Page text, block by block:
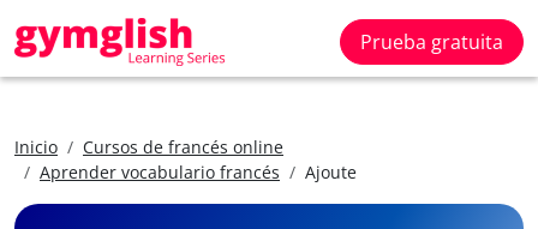
Prueba gratuita
Inicio
Cursos de francés online
Aprender vocabulario francés
Ajoute